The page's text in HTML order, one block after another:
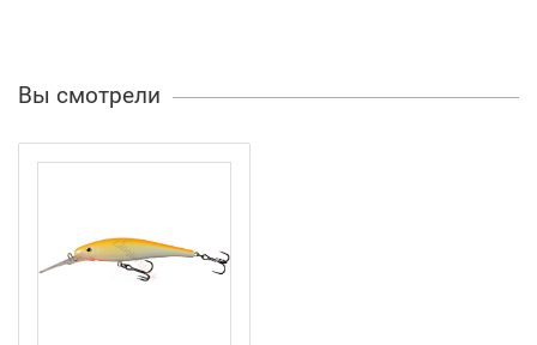
Вы смотрели